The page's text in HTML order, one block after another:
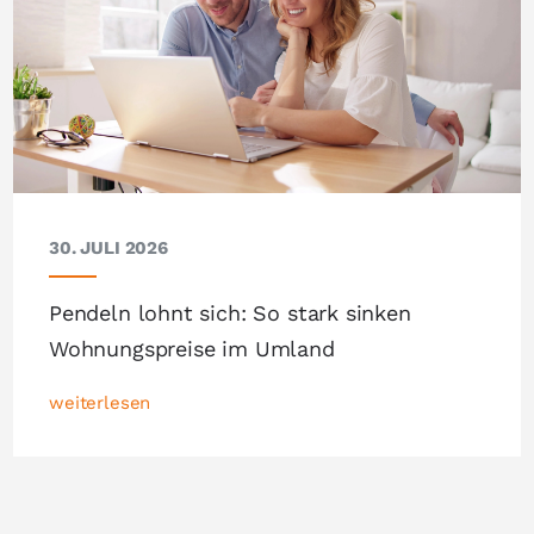
30. JULI 2026
Pendeln lohnt sich: So stark sinken
Wohnungspreise im Umland
weiterlesen